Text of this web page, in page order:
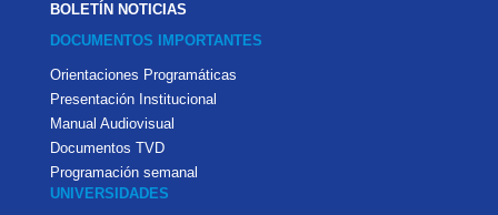
BOLETÍN NOTICIAS
DOCUMENTOS IMPORTANTES
Orientaciones Programáticas
Presentación Institucional
Manual Audiovisual
Documentos TVD
Programación semanal
UNIVERSIDADES